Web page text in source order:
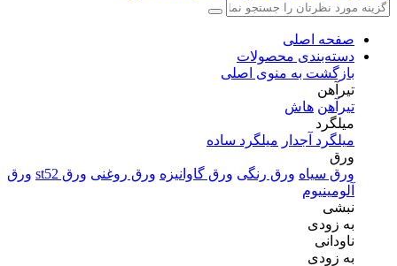
صفحه اصلی
دسته‌بندی محصولات
بازگشت به منوی اصلی
تیرآهن
تیرآهن هاش
میلگرد
میلگرد آجدار میلگرد ساده
ورق
ورق سیاه ورق رنگی ورق گاوانیزه ورق روغنی ورق st52
ورق
آلومینیوم
نبشی
به زودی
ناودانی
به زودی